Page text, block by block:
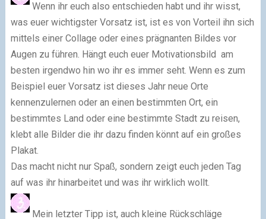
Wenn ihr euch also entschieden habt und ihr wisst,
was euer wichtigster Vorsatz ist, ist es von Vorteil ihn sich
mittels einer Collage oder eines prägnanten Bildes vor
Augen zu führen. Hängt euch euer Motivationsbild am
besten irgendwo hin wo ihr es immer seht. Wenn es zum
Beispiel euer Vorsatz ist dieses Jahr neue Orte
kennenzulernen oder an einen bestimmten Ort, ein
bestimmtes Land oder eine bestimmte Stadt zu reisen,
klebt alle Bilder die ihr dazu finden könnt auf ein großes
Plakat.
Das macht nicht nur Spaß, sondern zeigt euch jeden Tag
auf was ihr hinarbeitet und was ihr wirklich wollt.
Mein letzter Tipp ist, auch kleine Rückschläge